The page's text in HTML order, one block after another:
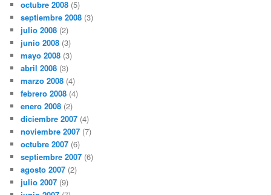
octubre 2008 (5)
septiembre 2008 (3)
julio 2008 (2)
junio 2008 (3)
mayo 2008 (3)
abril 2008 (3)
marzo 2008 (4)
febrero 2008 (4)
enero 2008 (2)
diciembre 2007 (4)
noviembre 2007 (7)
octubre 2007 (6)
septiembre 2007 (6)
agosto 2007 (2)
julio 2007 (9)